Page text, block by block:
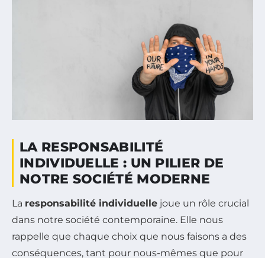
LA RESPONSABILITÉ
INDIVIDUELLE : UN PILIER DE
NOTRE SOCIÉTÉ MODERNE
La responsabilité individuelle joue un rôle crucial
dans notre société contemporaine. Elle nous
rappelle que chaque choix que nous faisons a des
conséquences, tant pour nous-mêmes que pour